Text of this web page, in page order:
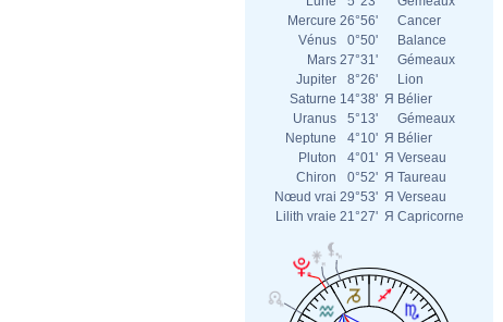
Mercure 26°56'
Cancer
Vénus
0°50'
Balance
Mars 27°31'
Gémeaux
Jupiter
8°26'
Lion
Saturne 14°38' Я Bélier
Uranus
5°13'
Gémeaux
Neptune
4°10' Я Bélier
Pluton
4°01' Я Verseau
Chiron
0°52' Я Taureau
Nœud vrai 29°53' Я Verseau
Lilith vraie 21°27' Я Capricorne